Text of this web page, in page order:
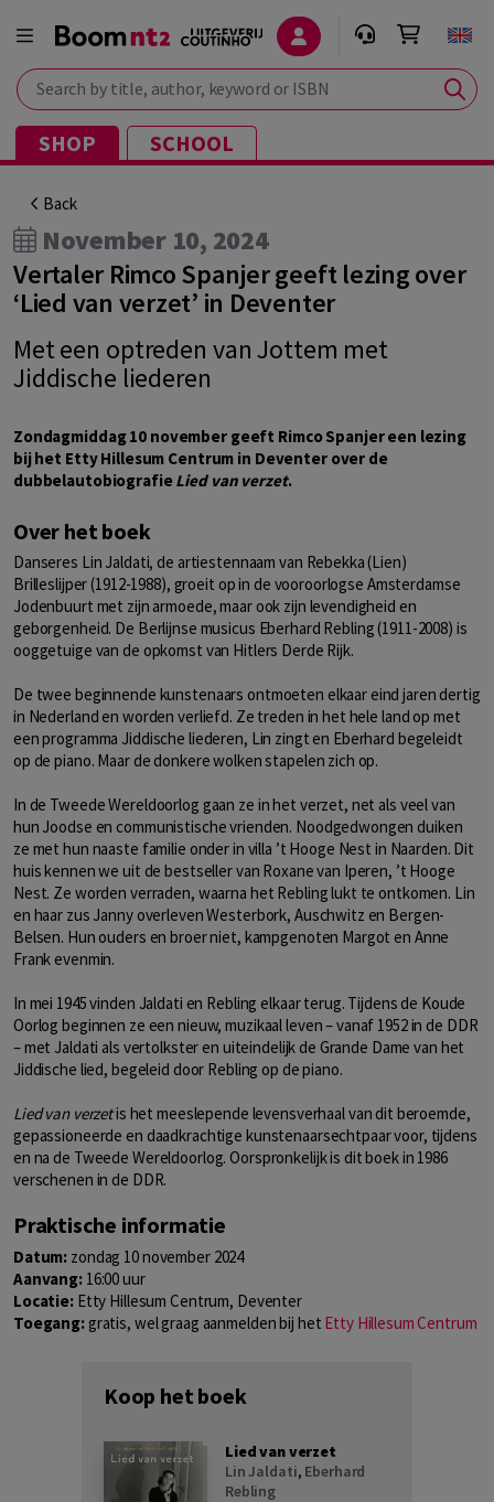
Search by title, author, keyword or ISBN
SHOP SCHOOL
Back
November 10, 2024
Vertaler Rimco Spanjer geeft lezing over
‘Lied van verzet’ in Deventer
Met een optreden van Jottem met
Jiddische liederen
Zondagmiddag 10 november geeft Rimco Spanjer een lezing
bij het Etty Hillesum Centrum in Deventer over de
dubbelautobiografieLied van verzet.
Over het boek
Danseres Lin Jaldati, de artiestennaam van Rebekka (Lien)
Brilleslijper (1912-1988), groeit op in de vooroorlogse Amsterdamse
Jodenbuurt met zijn armoede, maar ook zijn levendigheid en
geborgenheid. De Berlijnse musicus Eberhard Rebling (1911-2008) is
ooggetuige van de opkomst van Hitlers Derde Rijk.
De twee beginnende kunstenaars ontmoeten elkaar eind jaren dertig
in Nederland en worden verliefd. Ze treden in het hele land op met
een programma Jiddische liederen, Lin zingt en Eberhard begeleidt
op de piano. Maar de donkere wolken stapelen zich op.
In de Tweede Wereldoorlog gaan ze in het verzet, net als veel van
hun Joodse en communistische vrienden. Noodgedwongen duiken
ze met hun naaste familie onder in villa ’t Hooge Nest in Naarden. Dit
huis kennen we uit de bestseller van Roxane van Iperen, ’t Hooge
Nest. Ze worden verraden, waarna het Rebling lukt te ontkomen. Lin
en haar zus Janny overleven Westerbork, Auschwitz en Bergen-
Belsen. Hun ouders en broer niet, kampgenoten Margot en Anne
Frank evenmin.
In mei 1945 vinden Jaldati en Rebling elkaar terug. Tijdens de Koude
Oorlog beginnen ze een nieuw, muzikaal leven – vanaf 1952 in de DDR
– met Jaldati als vertolkster en uiteindelijk de Grande Dame van het
Jiddische lied, begeleid door Rebling op de piano.
Lied van verzetis het meeslepende levensverhaal van dit beroemde,
gepassioneerde en daadkrachtige kunstenaarsechtpaar voor, tijdens
en na de Tweede Wereldoorlog. Oorspronkelijk is dit boek in 1986
verschenen in de DDR.
Praktische informatie
Datum: zondag 10 november 2024
Aanvang:16:00 uur
Locatie: Etty Hillesum Centrum, Deventer
Toegang:gratis, wel graag aanmelden bij het Etty Hillesum Centrum
Koop het boek
Lied van verzet
Lin Jaldati, Eberhard
Rebling